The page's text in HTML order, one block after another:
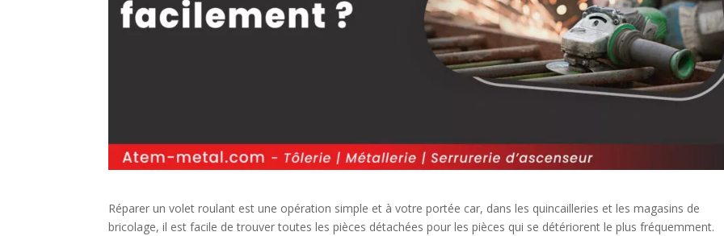
Réparer un volet roulant est une opération simple et à votre portée car, dans les quincailleries et les magasins de
bricolage, il est facile de trouver toutes les pièces détachées pour les pièces qui se détériorent le plus fréquemment.